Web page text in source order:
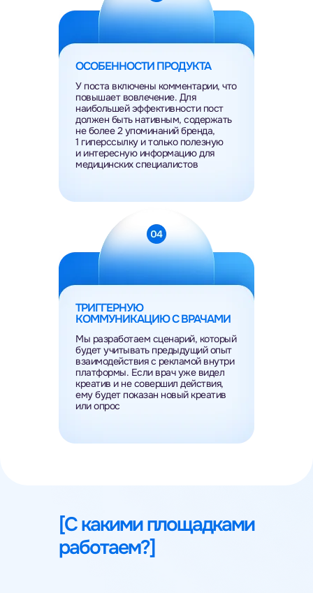
Мы разработаем сценарий, который
будет учитывать предыдущий опыт
взаимодействия с рекламой внутри
платформы. Если врач уже видел
креатив и не совершил действия,
ему будет показан новый креатив
или опрос
ТРИГГЕРНУЮ
КОММУНИКАЦИЮ С ВРАЧАМИ
У поста включены комментарии, что
повышает вовлечение. Для
наибольшей эффективности пост
должен быть нативным, содержать
не более 2 упоминаний бренда,
1 гиперссылку и только полезную
и интересную информацию для
медицинских специалистов
ОСОБЕННОСТИ ПРОДУКТА
[С какими площадками
работаем?]